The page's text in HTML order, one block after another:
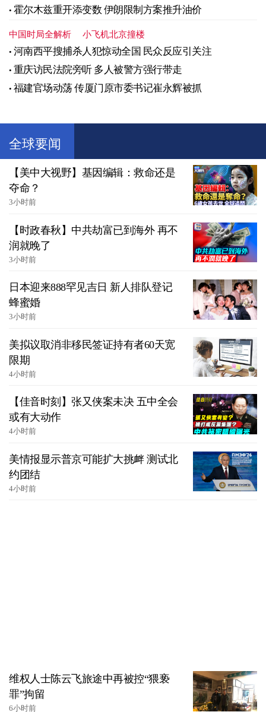
霍尔木兹重开添变数 伊朗限制方案推升油价
中国时局全解析 小飞机北京撞楼
河南西平搜捕杀人犯惊动全国 民众反应引关注
重庆访民法院旁听 多人被警方强行带走
福建官场动荡 传厦门原市委书记崔永辉被抓
全球要闻
【美中大视野】基因编辑：救命还是
夺命？
3小时前
【时政春秋】中共劫富已到海外 再不
润就晚了
3小时前
日本迎来888罕见吉日 新人排队登记
蜂蜜婚
3小时前
美拟议取消非移民签证持有者60天宽
限期
4小时前
【佳音时刻】张又侠案未决 五中全会
或有大动作
4小时前
美情报显示普京可能扩大挑衅 测试北
约团结
4小时前
维权人士陈云飞旅途中再被控“猥亵
罪”拘留
6小时前